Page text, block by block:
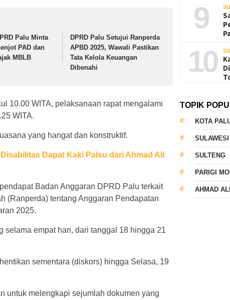
Palu Minta
PAD dan
MBLB
DPRD Palu Setujui Ranperda
APBD 2025, Wawali Pastikan
Tata Kelola Keuangan
Dibenahi
10.00 WITA, pelaksanaan rapat mengalami
WITA.
yang hangat dan konstruktif.
Dapat Kaki Palsu dari Ahmad Ali
Badan Anggaran DPRD Palu terkait
(Ranperda) tentang Anggaran Pendapatan
2025.
selama empat hari, dari tanggal 18 hingga 21
sementara (diskors) hingga Selasa, 19
untuk melengkapi sejumlah dokumen yang
9
10
TOPIK
KOTA
SULTENG
PARIGI
AHMAD ALI